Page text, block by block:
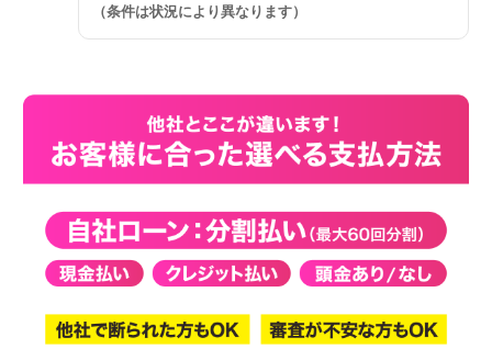
（条件は状況により異なります）